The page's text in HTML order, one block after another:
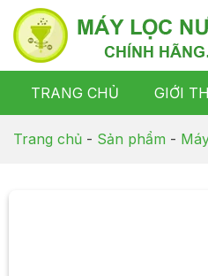
Chuyển
đến
nội
dung
TRANG CHỦ GIỚI
Trang chủ - Sản phẩm -